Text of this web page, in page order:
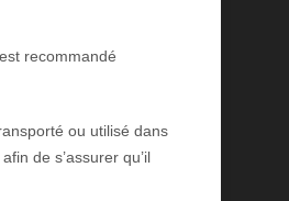
recommandé
ou utilisé dans
de s’assurer qu’il